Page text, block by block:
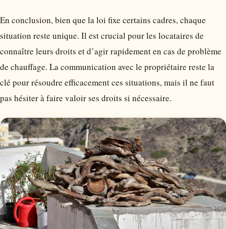
En conclusion, bien que la loi fixe certains cadres, chaque
situation reste unique. Il est crucial pour les locataires de
connaître leurs droits et d’agir rapidement en cas de problème
de chauffage. La communication avec le propriétaire reste la
clé pour résoudre efficacement ces situations, mais il ne faut
pas hésiter à faire valoir ses droits si nécessaire.